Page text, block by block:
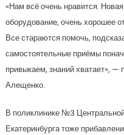
«Нам всё очень нравится.
оборудование, очень хорошее
Все стараются помочь,
самостоятельные приёмы
привыкаем, знаний хватает»,
Алещенко.
В поликлинике №3
Екатеринбурга тоже